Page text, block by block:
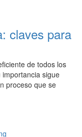
claves para
de todos los
sigue
proceso que se